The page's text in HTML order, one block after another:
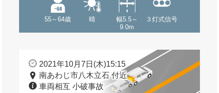
55～64歳 晴
幅5.5～
9.0m
３灯式信号
2021年10月7日(木)15:15
南あわじ市八木立石 付近
車両相互 小破事故